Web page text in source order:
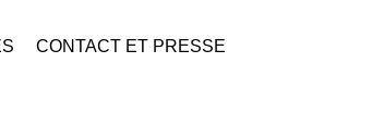
CONTACT ET PRESSE